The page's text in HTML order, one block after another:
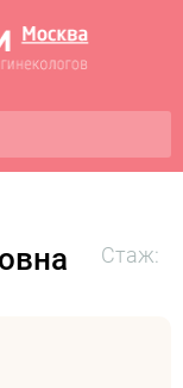
Стаж: